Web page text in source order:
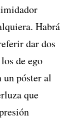
Habrá
dar dos
de ego
un póster al
que